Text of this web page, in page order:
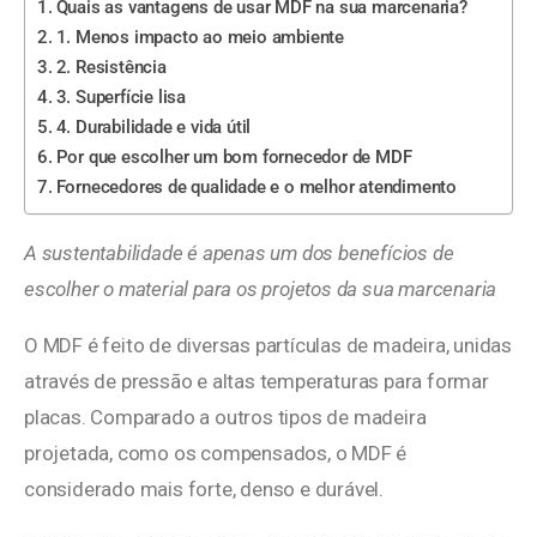
Quais as vantagens de usar MDF na sua marcenaria?
1. Menos impacto ao meio ambiente
2. Resistência
3. Superfície lisa
4. Durabilidade e vida útil
Por que escolher um bom fornecedor de MDF
Fornecedores de qualidade e o melhor atendimento
A sustentabilidade é apenas um dos benefícios de
escolher o material para os projetos da sua marcenaria
O MDF é feito de diversas partículas de madeira, unidas
através de pressão e altas temperaturas para formar
placas. Comparado a outros tipos de madeira
projetada, como os compensados, o MDF é
considerado mais forte, denso e durável.